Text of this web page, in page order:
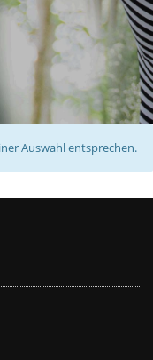
Auswahl entsprechen.